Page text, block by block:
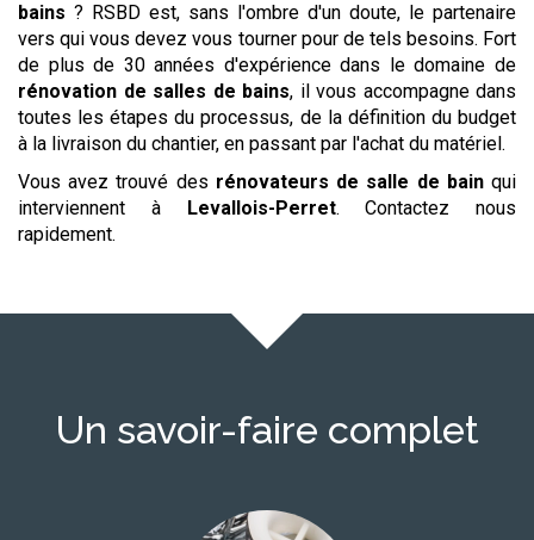
bains ? RSBD est, sans l'ombre d'un doute, le partenaire
vers qui vous devez vous tourner pour de tels besoins. Fort
de plus de 30 années d'expérience dans le domaine de
rénovation de salles de bains, il vous accompagne dans
toutes les étapes du processus, de la définition du budget
à la livraison du chantier, en passant par l'achat du matériel.
Vous avez trouvé des rénovateurs de salle de bainqui
interviennent à
Levallois-Perret. Contactez nous
rapidement.
Un savoir-faire complet